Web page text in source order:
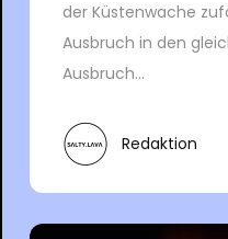
der Küstenwache
Ausbruch in den
Ausbruch...
Redaktion